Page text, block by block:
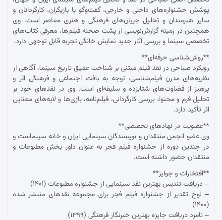
پوشش جشنواره‌های داخلی و خارجی، گفت‌وگو با بازیگران، کارگردانان و
سایر هنرمندان و تحلیل جریان‌های فرهنگی و هنری معاصر است. وی
همچنین در زمینه گزارش‌نویسی از پشت صحنه فیلم‌ها، معرفی کتاب‌های
تخصصی سینما و بررسی آثار جدید نمایش خانگی تجربه قابل توجهی دارد.
**روش‌شناسی حرفه‌ای**
رویکرد صباحی در نقد فیلم مبتنی بر شناخت عمیق تاریخ سینما، آگاهی از
نظریه‌های مدرن فیلم‌شناسی، توجه به بافت اجتماعی و فرهنگی اثر و
پرهیز از قضاوت‌های شتابزده و سلیقه‌ای است. وی در نقدهای خود بر
تحلیل فرم و محتوا، بررسی کارگردانی، فیلم‌نامه، بازی‌ها و لایه‌های معنایی
اثر تأکید دارد.
**عضویت در نهادهای تخصصی**
وی عضو انجمن منتقدان و نویسندگان سینمایی ایران و خانه سینماست و
در چندین دوره از جشنواره فیلم فجر به عنوان داور بخش مطبوعات و
منتقدان حضور داشته است.
**افتخارات و جوایز**
– دریافت تندیس بهترین نقد سینمایی از جشنواره مطبوعات (۱۴۰۱)
– لوح تقدیر از جشنواره فیلم فجر برای مجموعه نقدهای منتشر شده
(۱۴۰۰)
– نامزد دریافت جایزه بهترین خبرنگار فرهنگی (۱۳۹۹)